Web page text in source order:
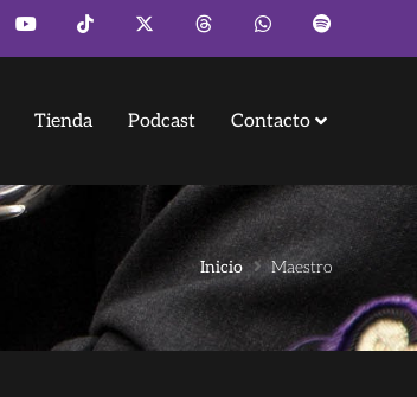
Tienda Podcast Contacto
Inicio Maestro